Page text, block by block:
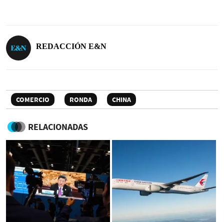
REDACCIÓN E&N
COMERCIO RONDA CHINA
RELACIONADAS